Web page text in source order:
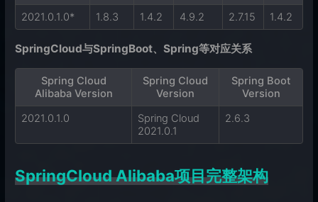
2021.0.1.0*
1.8.3 1.4.2 4.9.2 2.7.15 1.4.2
SpringCloud与SpringBoot、Spring等对应关系
Spring Cloud
Alibaba Version
Spring Cloud
Version
Spring Boot
Version
2021.0.1.0
Spring Cloud
2021.0.1
2.6.3
SpringCloud Alibaba项目完整架构